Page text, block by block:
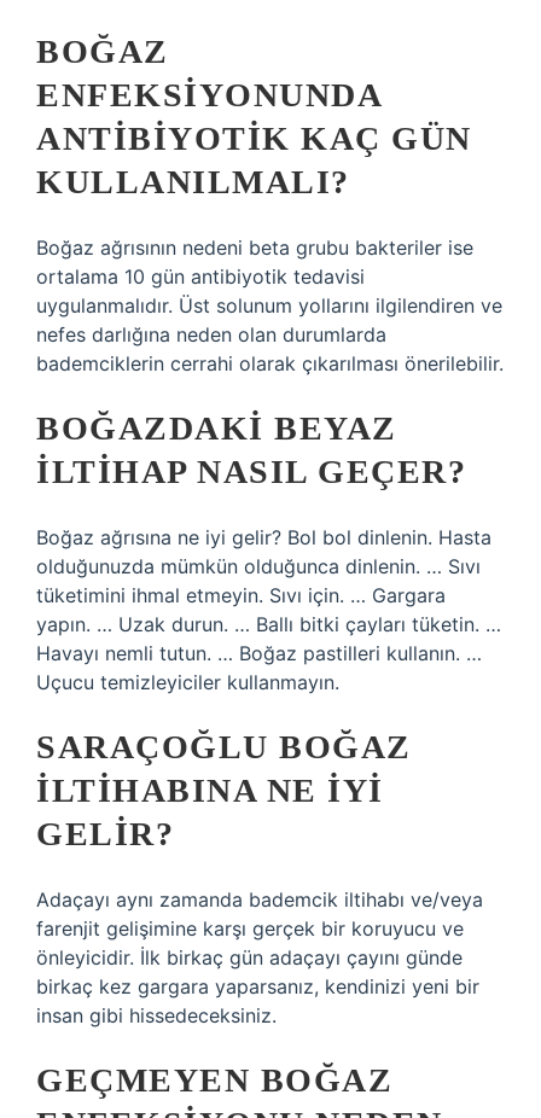
BOĞAZ
ENFEKSIYONUNDA
ANTIBIYOTIK KAÇ GÜN
KULLANILMALI?
Boğaz ağrısının nedeni beta grubu bakteriler ise
ortalama 10 gün antibiyotik tedavisi
uygulanmalıdır. Üst solunum yollarını ilgilendiren ve
nefes darlığına neden olan durumlarda
bademciklerin cerrahi olarak çıkarılması önerilebilir.
BOĞAZDAKI BEYAZ
ILTIHAP NASIL GEÇER?
Boğaz ağrısına ne iyi gelir? Bol bol dinlenin. Hasta
olduğunuzda mümkün olduğunca dinlenin. … Sıvı
tüketimini ihmal etmeyin. Sıvı için. … Gargara
yapın. … Uzak durun. … Ballı bitki çayları tüketin. …
Havayı nemli tutun. … Boğaz pastilleri kullanın. …
Uçucu temizleyiciler kullanmayın.
SARAÇOĞLU BOĞAZ
ILTIHABINA NE IYI
GELIR?
Adaçayı aynı zamanda bademcik iltihabı ve/veya
farenjit gelişimine karşı gerçek bir koruyucu ve
önleyicidir. İlk birkaç gün adaçayı çayını günde
birkaç kez gargara yaparsanız, kendinizi yeni bir
insan gibi hissedeceksiniz.
GEÇMEYEN BOĞAZ